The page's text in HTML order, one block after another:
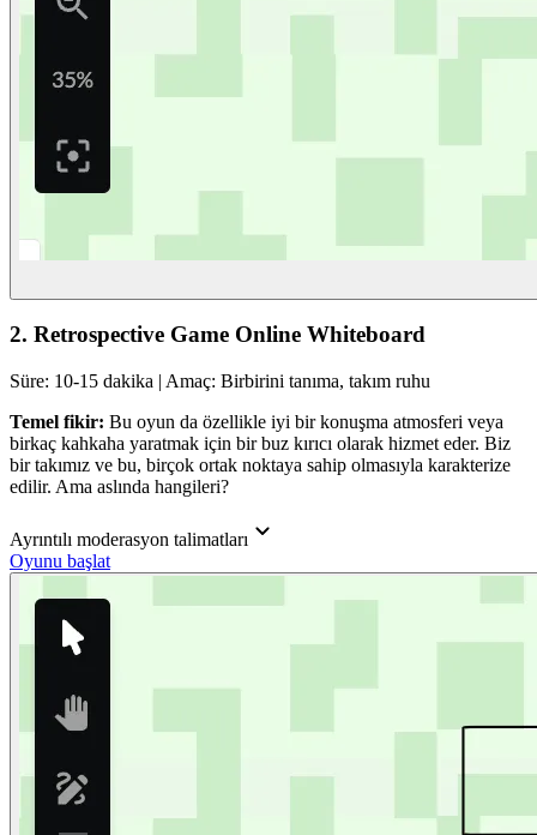
2. Retrospective Game Online Whiteboard
Süre: 10-15 dakika | Amaç: Birbirini tanıma, takım ruhu
Temel fikir: Bu oyun da özellikle iyi bir konuşma atmosferi veya
birkaç kahkaha yaratmak için bir buz kırıcı olarak hizmet eder. Biz
bir takımız ve bu, birçok ortak noktaya sahip olmasıyla karakterize
edilir. Ama aslında hangileri?
Ayrıntılı moderasyon talimatları
Oyunu başlat